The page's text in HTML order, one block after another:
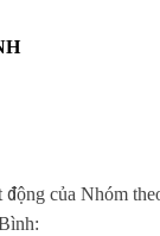
của Nhóm